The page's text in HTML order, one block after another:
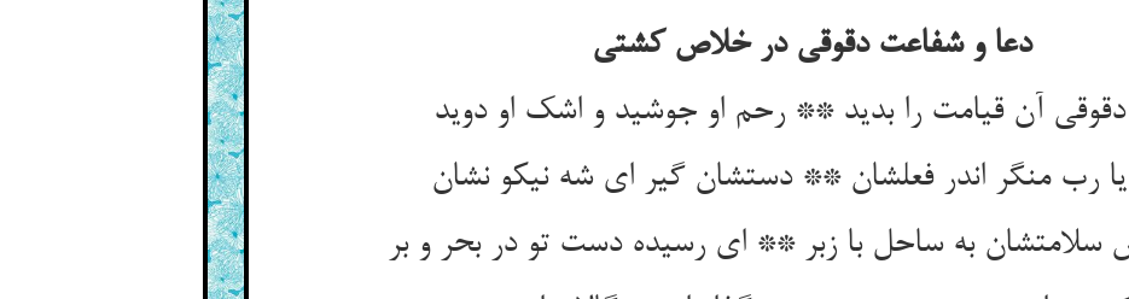
دعا و شفاعت دقوقی در خلاص کشتی
آن قیامت را بدید ** رحم او جوشید و اشک او دوید
رب منگر اندر فعلشان ** دستشان گیر ای شه نیکو نشان
به ساحل با زبر ** ای رسیده دست تو در بحر و بر